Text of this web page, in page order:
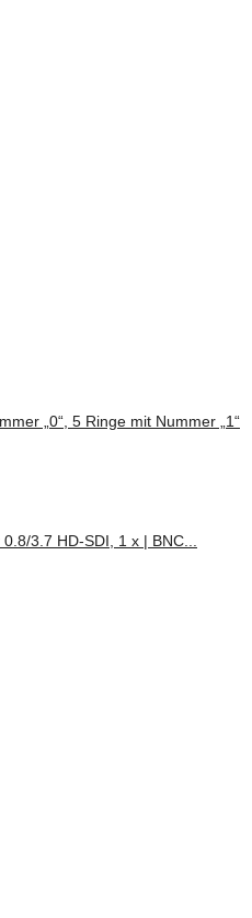
„0“, 5 Ringe mit Nummer „1“